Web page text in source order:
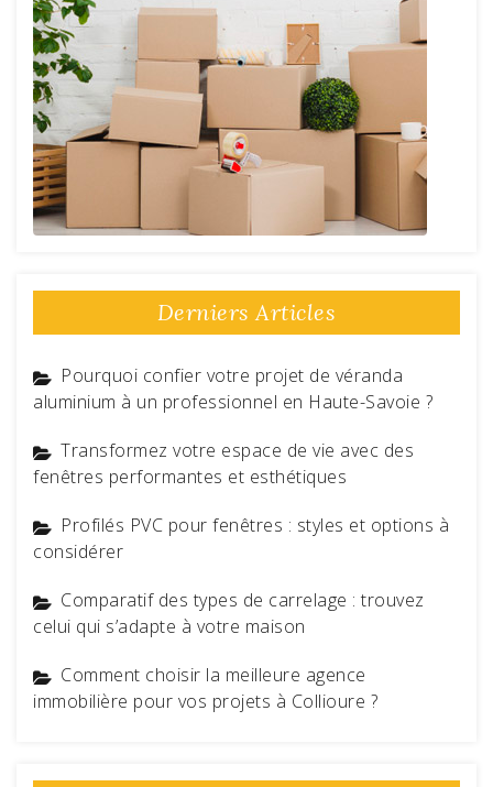
Derniers Articles
Pourquoi confier votre projet de véranda
aluminium à un professionnel en Haute-Savoie ?
Transformez votre espace de vie avec des
fenêtres performantes et esthétiques
Profilés PVC pour fenêtres : styles et options à
considérer
Comparatif des types de carrelage : trouvez
celui qui s’adapte à votre maison
Comment choisir la meilleure agence
immobilière pour vos projets à Collioure ?